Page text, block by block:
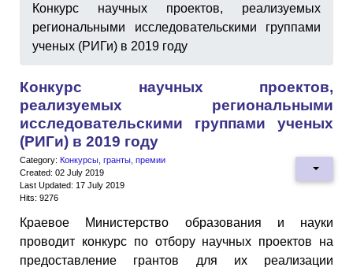
Конкурс научных проектов, реализуемых
региональными исследовательскими группами
ученых (РИГи) в 2019 году
Конкурс научных проектов,
реализуемых региональными
исследовательскими группами ученых
(РИГи) в 2019 году
Category: Конкурсы, гранты, премии
Created: 02 July 2019
Last Updated: 17 July 2019
Hits: 9276
Краевое Министерство образования и науки
проводит конкурс по отбору научных проектов на
предоставление грантов для их реализации